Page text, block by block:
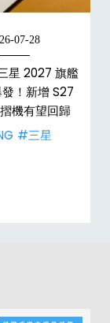
07-28
星 2027 旗艦
！新增 S27
機有望回歸
#三星